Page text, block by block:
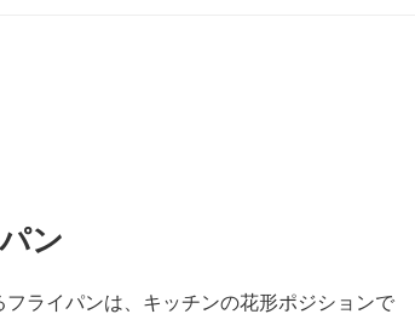
ン
フライパンは、キッチンの花形ポジションで